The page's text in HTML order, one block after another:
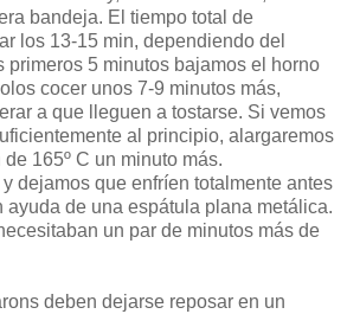
bandeja. El tiempo total de
los 13-15 min, dependiendo del
primeros 5 minutos bajamos el horno
cocer unos 7-9 minutos más,
a que lleguen a tostarse. Si vemos
al principio, alargaremos
165º C un minuto más.
dejamos que enfríen totalmente antes
ayuda de una espátula plana metálica.
un par de minutos más de
deben dejarse reposar en un